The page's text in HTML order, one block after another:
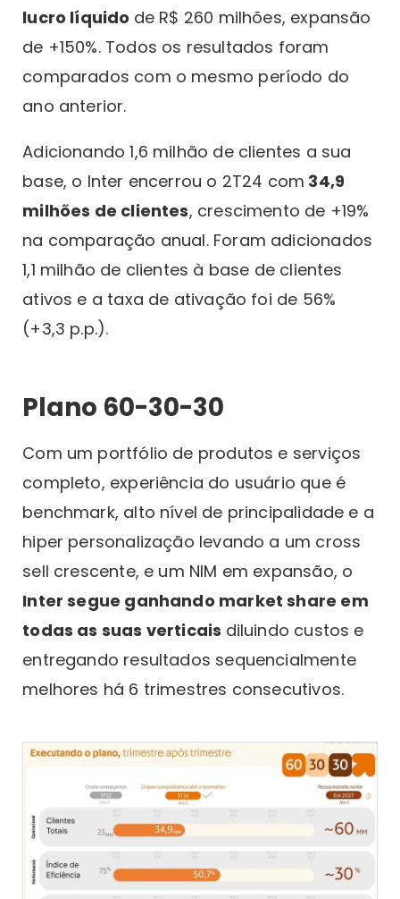
lucro líquido de R$ 260 milhões, expansão
de +150%. Todos os resultados foram
comparados com o mesmo período do
ano anterior.
Adicionando 1,6 milhão de clientes a sua
base, o Inter encerrou o 2T24 com 34,9
milhões de clientes, crescimento de +19%
na comparação anual. Foram adicionados
1,1 milhão de clientes à base de clientes
ativos e a taxa de ativação foi de 56%
(+3,3 p.p.).
Plano 60-30-30
Com um portfólio de produtos e serviços
completo, experiência do usuário que é
benchmark, alto nível de principalidade e a
hiper personalização levando a um cross
sell crescente, e um NIM em expansão, o
Inter segue ganhando market share em
todas as suas verticais diluindo custos e
entregando resultados sequencialmente
melhores há 6 trimestres consecutivos.